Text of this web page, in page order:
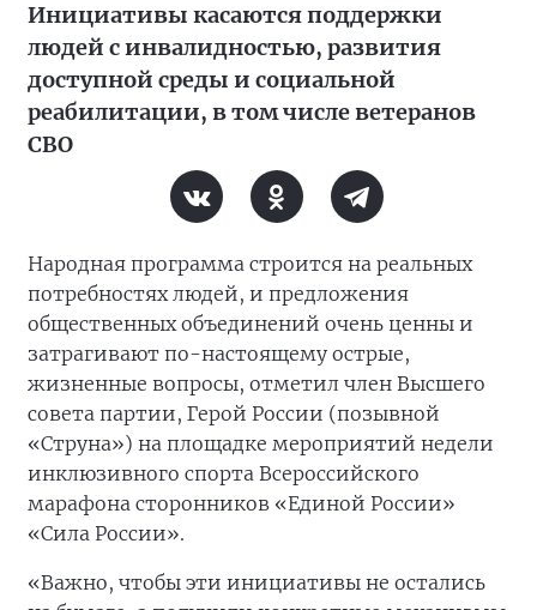
Инициативы касаются поддержки
людей с инвалидностью, развития
доступной среды и социальной
реабилитации, в том числе ветеранов
СВО
Народная программа строится на реальных
потребностях людей, и предложения
общественных объединений очень ценны и
затрагивают по-настоящему острые,
жизненные вопросы, отметил член Высшего
совета партии, Герой России (позывной
«Струна») на площадке мероприятий недели
инклюзивного спорта Всероссийского
марафона сторонников «Единой России»
«Сила России».
«Важно, чтобы эти инициативы не остались